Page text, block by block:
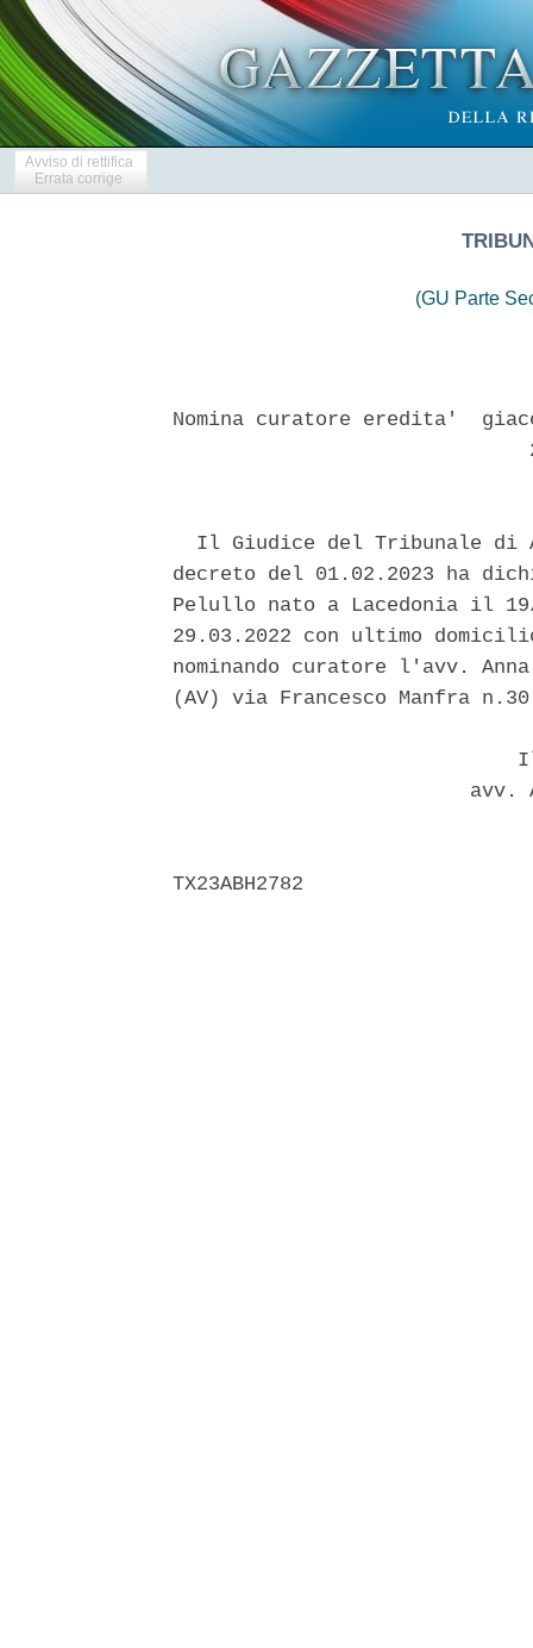
Avviso di rettifica
Errata corrige
(GU Parte
Nomina curatore eredita'
Il Giudice del Tribunale di
decreto del 01.02.2023 ha
Pelullo nato a Lacedonia il
29.03.2022 con ultimo
nominando curatore l'avv.
(AV) via Francesco Manfra